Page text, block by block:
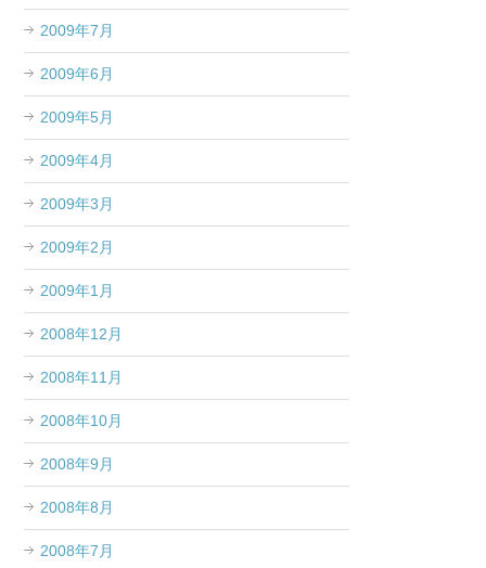
2009年7月
2009年6月
2009年5月
2009年4月
2009年3月
2009年2月
2009年1月
2008年12月
2008年11月
2008年10月
2008年9月
2008年8月
2008年7月